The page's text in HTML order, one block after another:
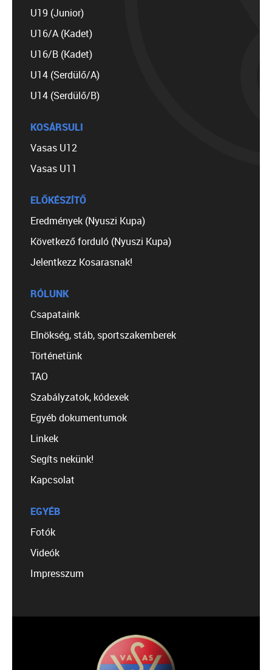
U19 (Junior)
U16/A (Kadet)
U16/B (Kadet)
U14 (Serdülő/A)
U14 (Serdülő/B)
KOSÁRSULI
Vasas U12
Vasas U11
ELŐKÉSZÍTŐ
Eredmények (Nyuszi Kupa)
Következő forduló (Nyuszi Kupa)
Jelentkezz Kosarasnak!
RÓLUNK
Csapataink
Elnökség, stáb, sportszakemberek
Történetünk
TAO
Szabályzatok, kódexek
Egyéb dokumentumok
Linkek
Segíts nekünk!
Kapcsolat
EGYÉB
Fotók
Videók
Impresszum